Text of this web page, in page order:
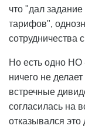
что "дал
тарифов",
сотрудничества
Но есть одно НО
ничего не
встречные
согласилась на
отказывался